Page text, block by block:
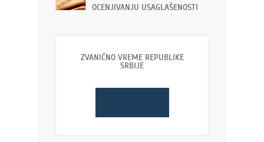
OCENJIVANJU USAGLAŠENOSTI
ZVANIČNO VREME REPUBLIKE
SRBIJE